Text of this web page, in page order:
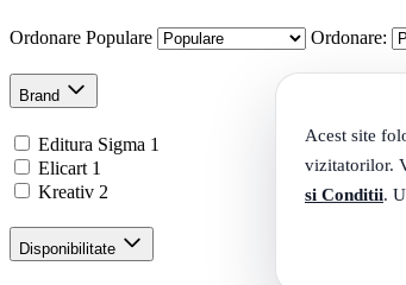
Acest site
vizitatorilor.
si Conditii.
Ordonare Populare Ordonare:
Brand
Editura Sigma 1
Elicart 1
Kreativ 2
Disponibilitate